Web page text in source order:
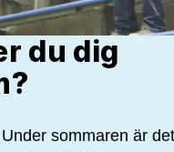
du dig
sommaren är det